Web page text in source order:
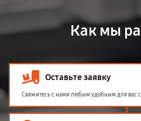
Как мы
Оставьте заявку
Свяжитесь с нами любым удобным для вас